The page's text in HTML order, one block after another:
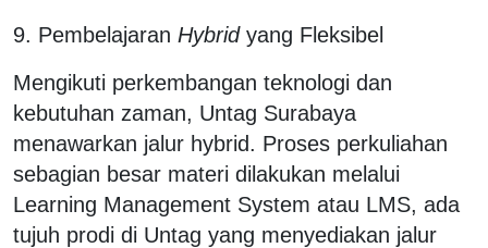
9. Pembelajaran Hybrid yang Fleksibel
Mengikuti perkembangan teknologi dan
kebutuhan zaman, Untag Surabaya
menawarkan jalur hybrid. Proses perkuliahan
sebagian besar materi dilakukan melalui
Learning Management System atau LMS, ada
tujuh prodi di Untag yang menyediakan jalur